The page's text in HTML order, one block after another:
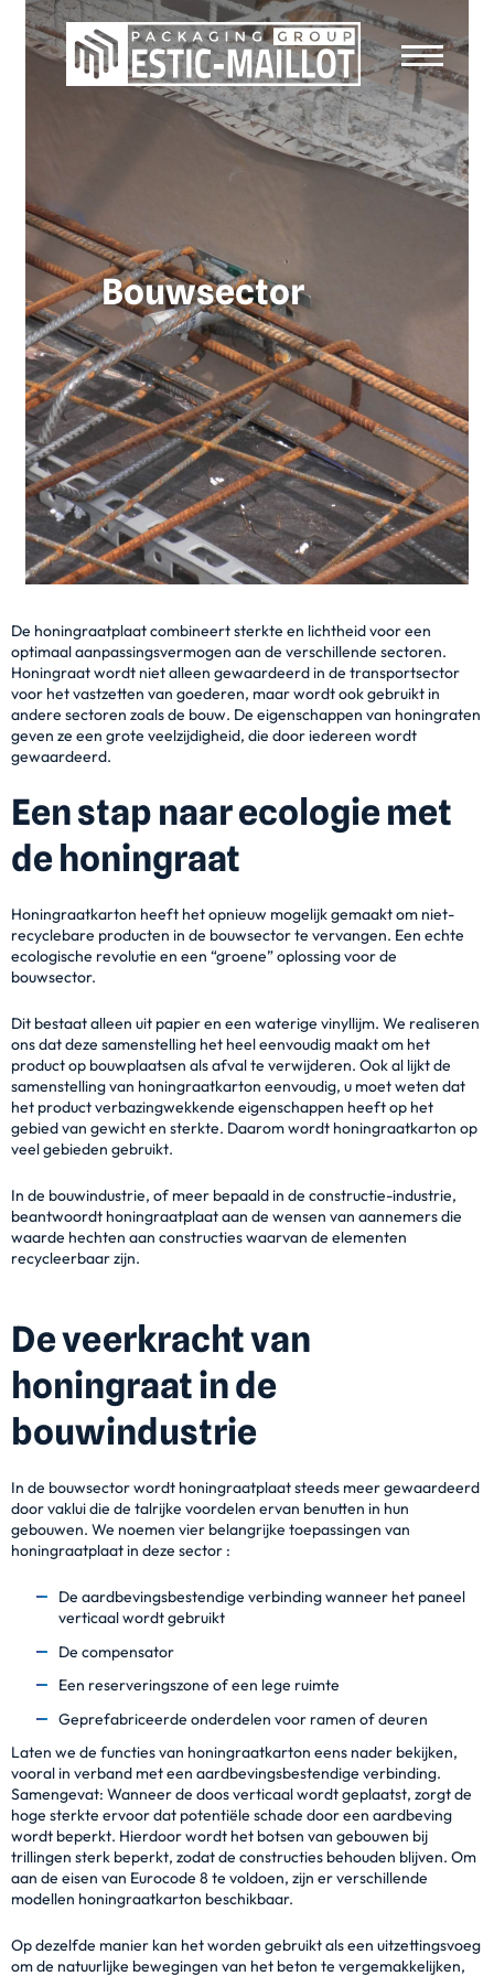
Bouwsector
De honingraatplaat combineert sterkte en lichtheid voor een
optimaal aanpassingsvermogen aan de verschillende sectoren.
Honingraat wordt niet alleen gewaardeerd in de transportsector
voor het vastzetten van goederen, maar wordt ook gebruikt in
andere sectoren zoals de bouw. De eigenschappen van honingraten
geven ze een grote veelzijdigheid, die door iedereen wordt
gewaardeerd.
Een stap naar ecologie met
de honingraat
Honingraatkarton heeft het opnieuw mogelijk gemaakt om niet-
recyclebare producten in de bouwsector te vervangen. Een echte
ecologische revolutie en een “groene” oplossing voor de
bouwsector.
Dit bestaat alleen uit papier en een waterige vinyllijm. We realiseren
ons dat deze samenstelling het heel eenvoudig maakt om het
product op bouwplaatsen als afval te verwijderen. Ook al lijkt de
samenstelling van honingraatkarton eenvoudig, u moet weten dat
het product verbazingwekkende eigenschappen heeft op het
gebied van gewicht en sterkte. Daarom wordt honingraatkarton op
veel gebieden gebruikt.
In de bouwindustrie, of meer bepaald in de constructie-industrie,
beantwoordt honingraatplaat aan de wensen van aannemers die
waarde hechten aan constructies waarvan de elementen
recycleerbaar zijn.
De veerkracht van
honingraat in de
bouwindustrie
In de bouwsector wordt honingraatplaat steeds meer gewaardeerd
door vaklui die de talrijke voordelen ervan benutten in hun
gebouwen. We noemen vier belangrijke toepassingen van
honingraatplaat in deze sector :
De aardbevingsbestendige verbinding wanneer het paneel
verticaal wordt gebruikt
De compensator
Een reserveringszone of een lege ruimte
Geprefabriceerde onderdelen voor ramen of deuren
Laten we de functies van honingraatkarton eens nader bekijken,
vooral in verband met een aardbevingsbestendige verbinding.
Samengevat: Wanneer de doos verticaal wordt geplaatst, zorgt de
hoge sterkte ervoor dat potentiële schade door een aardbeving
wordt beperkt. Hierdoor wordt het botsen van gebouwen bij
trillingen sterk beperkt, zodat de constructies behouden blijven. Om
aan de eisen van Eurocode 8 te voldoen, zijn er verschillende
modellen honingraatkarton beschikbaar.
Op dezelfde manier kan het worden gebruikt als een uitzettingsvoeg
om de natuurlijke bewegingen van het beton te vergemakkelijken,